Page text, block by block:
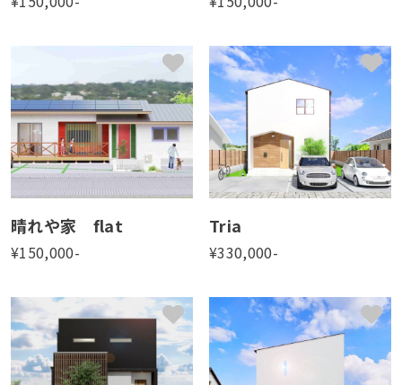
和室あり
世帯数
2世帯 3世帯
キッチン
L型 アイランド ペニンシュラ 壁付
こだわりポイント
ペット向け
収納多め 回遊動線 屋上庭園
書斎
洗面脱衣別
狭小地
晴れや家 flat
¥150,000-
Tria
¥330,000-